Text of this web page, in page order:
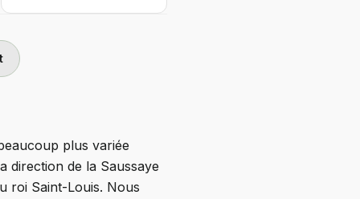
plus variée
direction de la Saussaye
roi Saint-Louis. Nous